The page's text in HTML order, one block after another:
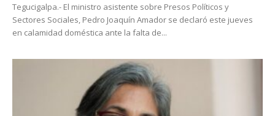
Tegucigalpa.- El ministro asistente sobre Presos Políticos y
Sectores Sociales, Pedro Joaquín Amador se declaró este jueves
en calamidad doméstica ante la falta de...